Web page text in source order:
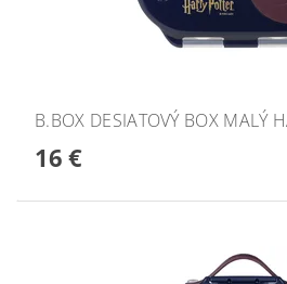
B.BOX DESIATOVÝ BOX MALÝ
16 €